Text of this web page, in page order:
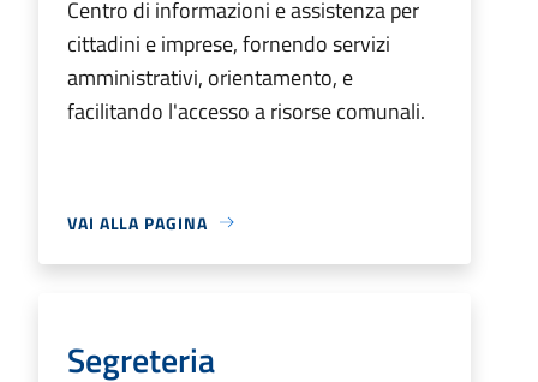
Centro di informazioni e assistenza per
cittadini e imprese, fornendo servizi
amministrativi, orientamento, e
facilitando l'accesso a risorse comunali.
VAI ALLA PAGINA
Segreteria